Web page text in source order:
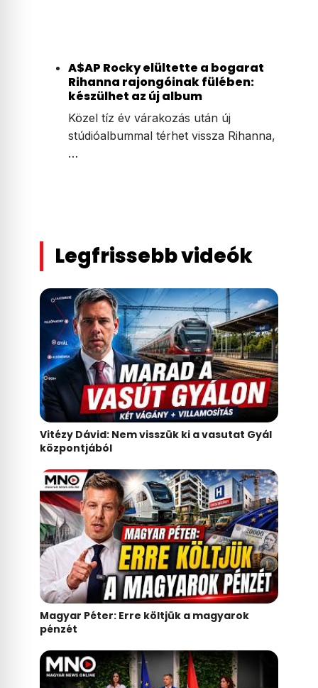
A$AP Rocky elültette a bogarat
Rihanna rajongóinak fülében:
készülhet az új album
Közel tíz év várakozás után új
stúdióalbummal térhet vissza Rihanna,
…
Legfrissebb videók
Vitézy Dávid: Nem visszük ki a vasutat Gyál
központjából
Magyar Péter: Erre költjük a magyarok
pénzét